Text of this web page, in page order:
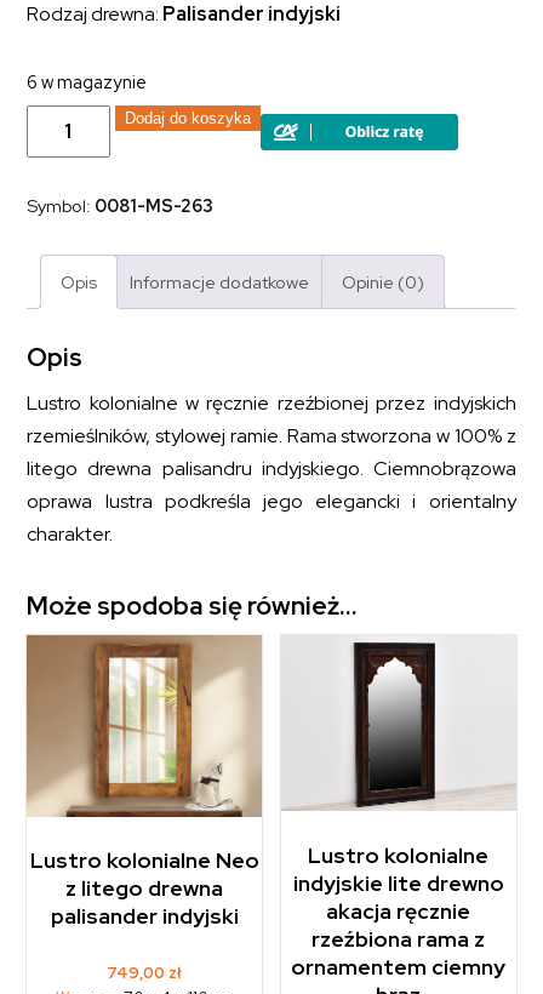
Rodzaj drewna: Palisander indyjski
6 w magazynie
ilość
Lustro
kolonialne
lite
palisander
ręcznie
rzeźbione
Dodaj do koszyka
Symbol: 0081-MS-263
Opis Informacje dodatkowe Opinie (0)
Opis
Lustro kolonialne w ręcznie rzeźbionej przez indyjskich
rzemieślników, stylowej ramie. Rama stworzona w 100% z
litego drewna palisandru indyjskiego. Ciemnobrązowa
oprawa lustra podkreśla jego elegancki i orientalny
charakter.
Może spodoba się również…
Lustro kolonialne Neo
z litego drewna
palisander indyjski
749,00 zł
Lustro kolonialne
indyjskie lite drewno
akacja ręcznie
rzeźbiona rama z
ornamentem ciemny